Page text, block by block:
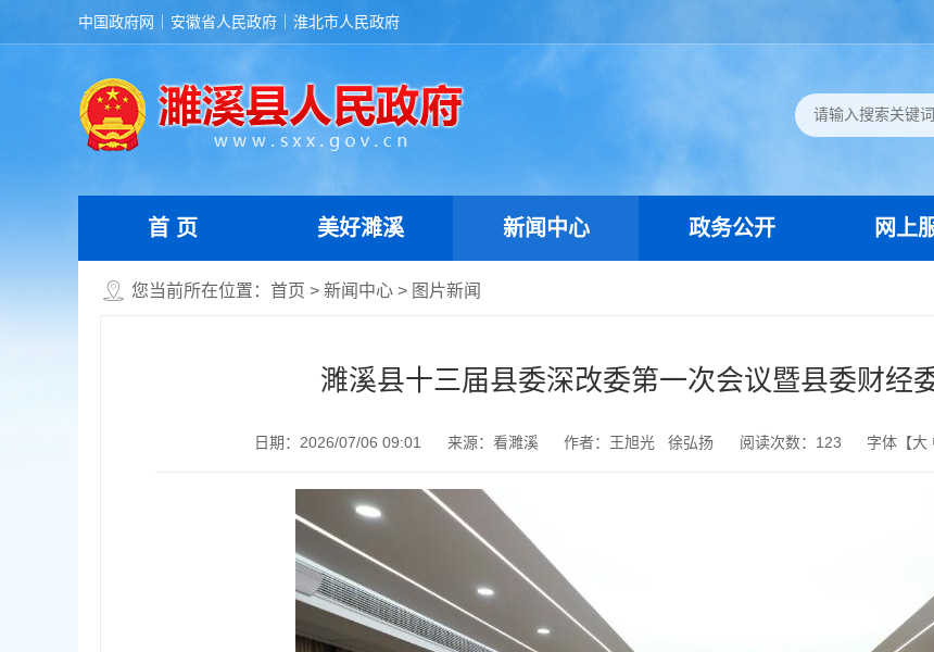
中国政府网 安徽省人民政府 淮北市人民政府
首 页 美好濉溪 新闻中心 政务公开 网上
您当前所在位置： 首页 > 新闻中心 > 图片新闻
濉溪县十三届县委深改委第一次会议暨县委财经
日期：2026/07/06 09:01 来源：看濉溪 作者：王旭光 徐弘扬 阅读次数： 123 字体【大